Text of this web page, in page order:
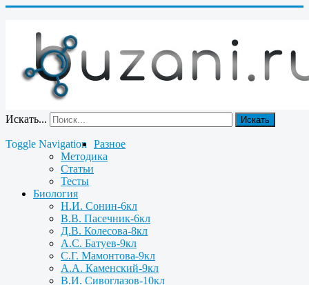
Искать... Искать
Toggle Navigation
Разное
Методика
Статьи
Тесты
Биология
Н.И. Сонин-6кл
В.В. Пасечник-6кл
Д.В. Колесова-8кл
А.С. Батуев-9кл
С.Г. Мамонтова-9кл
А.А. Каменский-9кл
В.И. Сивоглазов-10кл